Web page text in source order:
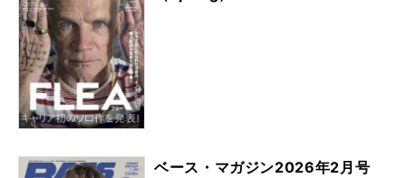
ベース・マガジン2026年2月号